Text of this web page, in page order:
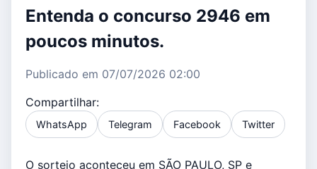
Entenda o concurso 2946 em
poucos minutos.
Publicado em 07/07/2026 02:00
Compartilhar:
WhatsApp Telegram Facebook Twitter
O sorteio aconteceu em SÃO PAULO, SP e